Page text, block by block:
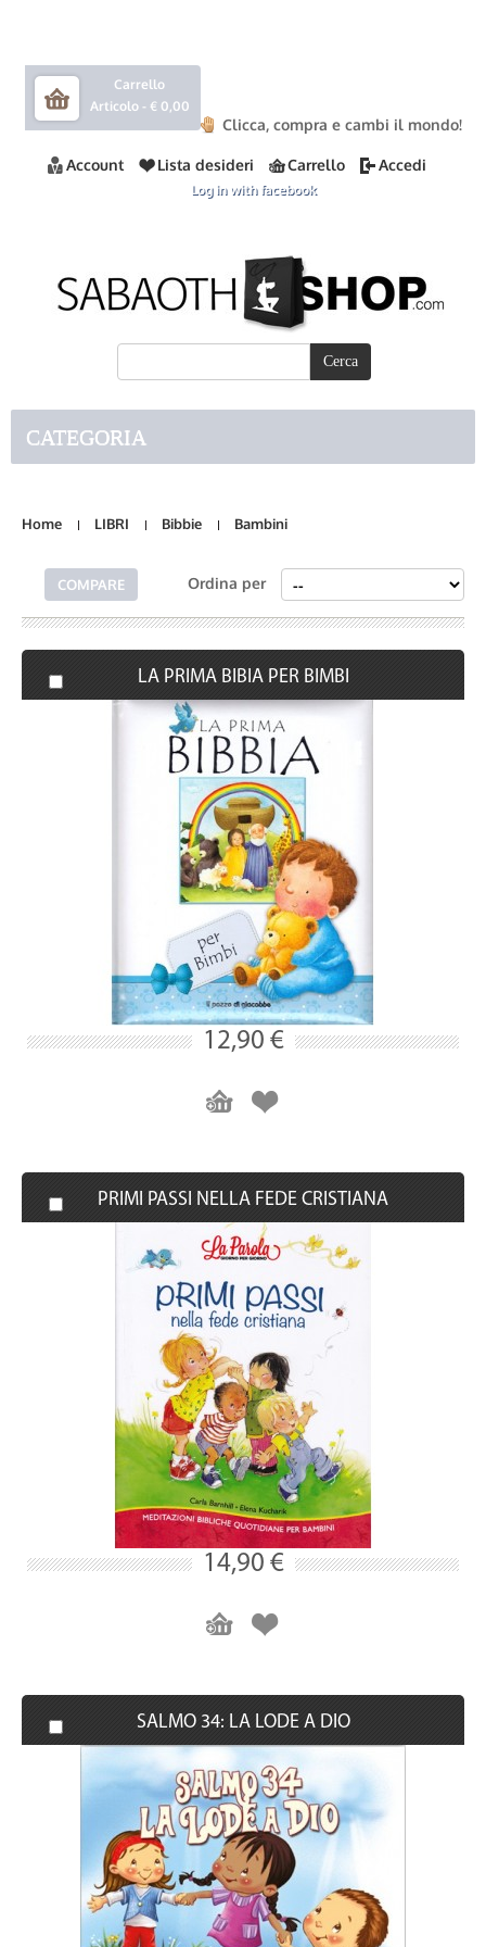
Carrello
Articolo - € 0,00
Clicca, compra e cambi il mondo!
Account Lista desideri Carrello Accedi
Log in with facebook
CATEGORIA
Home LIBRI Bibbie Bambini
Ordina per
LA PRIMA BIBIA PER BIMBI
12,90 €
PRIMI PASSI NELLA FEDE CRISTIANA
14,90 €
SALMO 34: LA LODE A DIO